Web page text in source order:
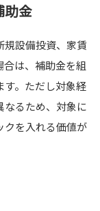
助金
規設備投資、家賃
は、補助金を組
す。ただし対象経
なるため、対象に
クを入れる価値が